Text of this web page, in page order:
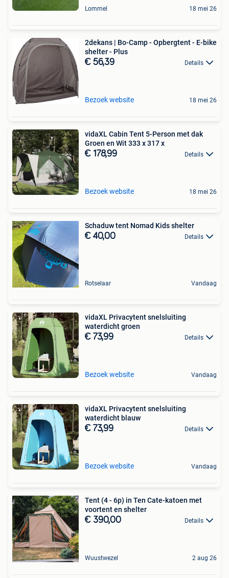
Lommel 18 mei 26
2dekans | Bo-Camp - Opbergtent - E-bike
shelter - Plus
€ 56,39 Details
Bezoek website 18 mei 26
vidaXL Cabin Tent 5-Person met dak
Groen en Wit 333 x 317 x
€ 178,99 Details
Bezoek website 18 mei 26
Schaduw tent Nomad Kids shelter
€ 40,00 Details
Rotselaar Vandaag
vidaXL Privacytent snelsluiting
waterdicht groen
€ 73,99 Details
Bezoek website Vandaag
vidaXL Privacytent snelsluiting
waterdicht blauw
€ 73,99 Details
Bezoek website Vandaag
Tent (4 - 6p) in Ten Cate-katoen met
voortent en shelter
€ 390,00 Details
Wuustwezel 2 aug 26